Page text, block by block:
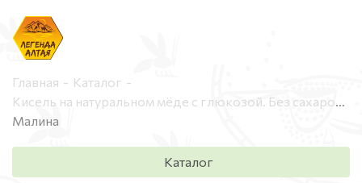
+7 (929) 395-67-47
+7 (996) 707-90-22
Главная
Каталог
Кисель на натуральном мёде с глюкозой. Без сахарозы, красителей, ароматизаторов и консервантов!
Малина
Каталог